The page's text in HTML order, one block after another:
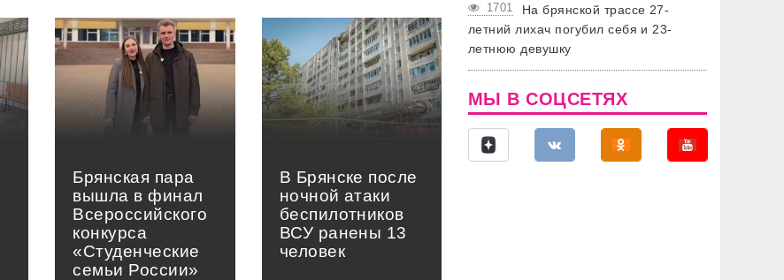
Брянская пара
вышла в финал
Всероссийского
конкурса
«Студенческие
семьи России»
В Брянске после
ночной атаки
беспилотников
ВСУ ранены 13
человек
1701
На брянской трассе 27-
летний лихач погубил себя и 23-
летнюю девушку
МЫ В СОЦСЕТЯХ